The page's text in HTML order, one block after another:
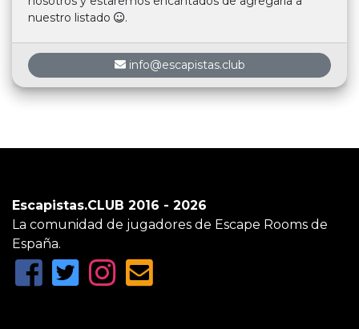
nuestro listado
.
info@escapistas.club
Escapistas.CLUB 2016 - 2026
La comunidad de jugadores de Escape Rooms de
España.